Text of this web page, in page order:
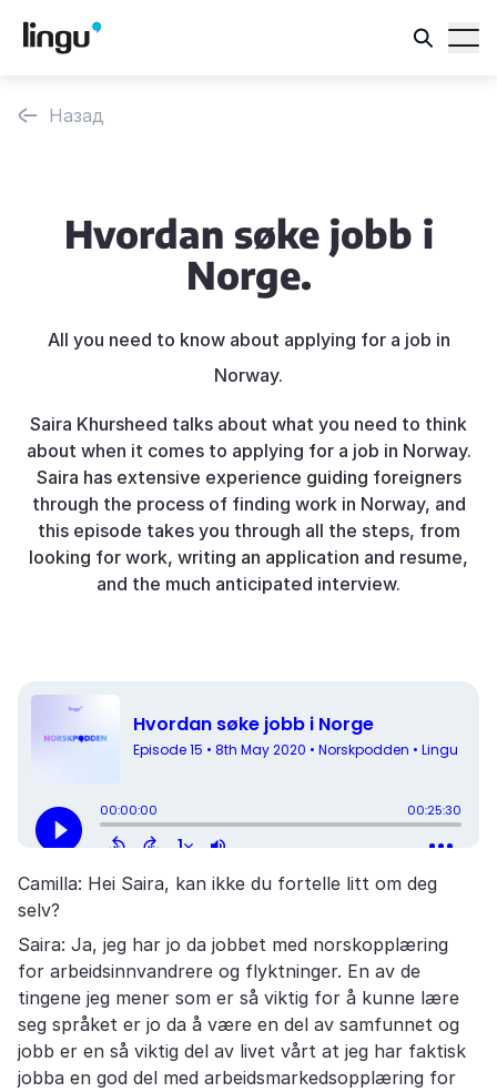
Назад
Hvordan søke jobb i
Norge.
All you need to know about applying for a job in
Norway.
Saira Khursheed talks about what you need to think
about when it comes to applying for a job in Norway.
Saira has extensive experience guiding foreigners
through the process of finding work in Norway, and
this episode takes you through all the steps, from
looking for work, writing an application and resume,
and the much anticipated interview.
Camilla: Hei Saira, kan ikke du fortelle litt om deg
selv?
Saira: Ja, jeg har jo da jobbet med norskopplæring
for arbeidsinnvandrere og flyktninger. En av de
tingene jeg mener som er så viktig for å kunne lære
seg språket er jo da å være en del av samfunnet og
jobb er en så viktig del av livet vårt at jeg har faktisk
jobba en god del med arbeidsmarkedsopplæring for